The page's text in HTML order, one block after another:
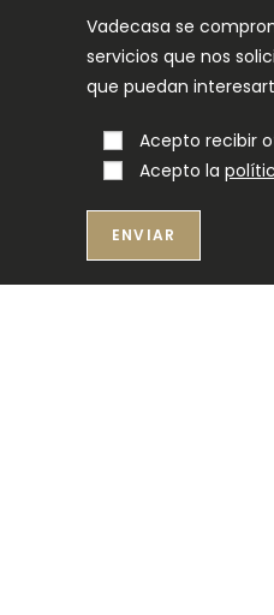
Vadecasa se
servicios que nos
que puedan
Acepto recibir
Acepto la